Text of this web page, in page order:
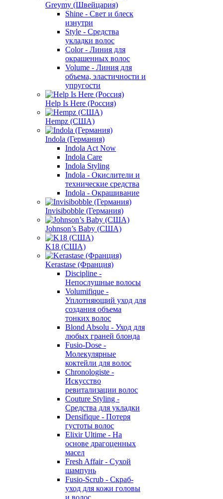
Greymy (Швейцария)
Shine - Свет и блеск
изнутри
Style - Средства
укладки волос
Color - Линия для
окрашенных волос
Volume - Линия для
объема, эластичности и
упругости
Help Is Here (Россия)
Hempz (США)
Indola (Германия)
Indola Act Now
Indola Care
Indola Styling
Indola - Окислители и
технические средства
Indola - Окрашивание
Invisibobble (Германия)
Johnson’s Baby (США)
K18 (США)
Kerastase (Франция)
Discipline -
Непослушные волосы
Volumifique -
Уплотняющий уход для
создания объема
тонких волос
Blond Absolu - Уход для
любых граней блонда
Fusio-Dose -
Молекулярные
коктейли для волос
Chronologiste -
Искусство
ревитализации волос
Couture Styling -
Средства для укладки
Densifique - Потеря
густоты волос
Elixir Ultime - На
основе драгоценных
масел
Fresh Affair - Сухой
шампунь
Fusio-Scrub - Скраб-
уход для кожи головы
и волос